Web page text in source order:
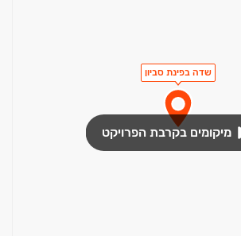
שדה בפינת סביון
מיקומים בקרבת הפרויקט